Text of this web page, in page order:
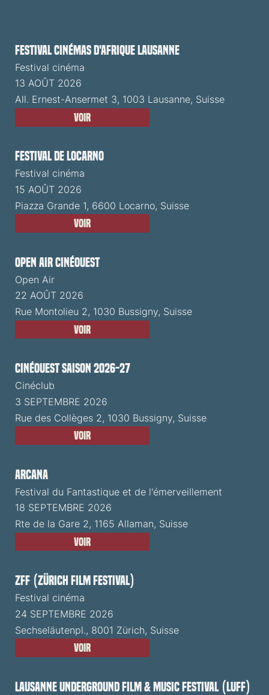
Festival cinémas d'Afrique Lausanne
Festival cinéma
13 AOÛT 2026
All. Ernest-Ansermet 3, 1003 Lausanne, Suisse
Voir
Festival de Locarno
Festival cinéma
15 AOÛT 2026
Piazza Grande 1, 6600 Locarno, Suisse
Voir
Open Air CinéOuest
Open Air
22 AOÛT 2026
Rue Montolieu 2, 1030 Bussigny, Suisse
Voir
CinéOuest Saison 2026-27
Cinéclub
3 SEPTEMBRE 2026
Rue des Collèges 2, 1030 Bussigny, Suisse
Voir
ARCANA
Festival du Fantastique et de l'émerveillement
18 SEPTEMBRE 2026
Rte de la Gare 2, 1165 Allaman, Suisse
Voir
ZFF (Zürich Film Festival)
Festival cinéma
24 SEPTEMBRE 2026
Sechseläutenpl., 8001 Zürich, Suisse
Voir
Lausanne Underground Film & Music Festival (LUFF)